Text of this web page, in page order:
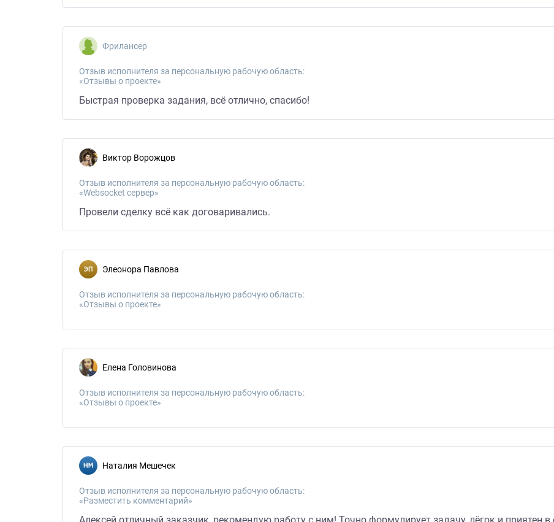
Фрилансер
Отзыв исполнителя за персональную рабочую область:
«Отзывы о проекте»
Быстрая проверка задания, всё отлично, спасибо!
Виктор Ворожцов
Отзыв исполнителя за персональную рабочую область:
«Websocket сервер»
Провели сделку всё как договаривались.
Элеонора Павлова
Отзыв исполнителя за персональную рабочую область:
«Отзывы о проекте»
Елена Головинова
Отзыв исполнителя за персональную рабочую область:
«Отзывы о проекте»
Наталия Мешечек
Отзыв исполнителя за персональную рабочую область:
«Разместить комментарий»